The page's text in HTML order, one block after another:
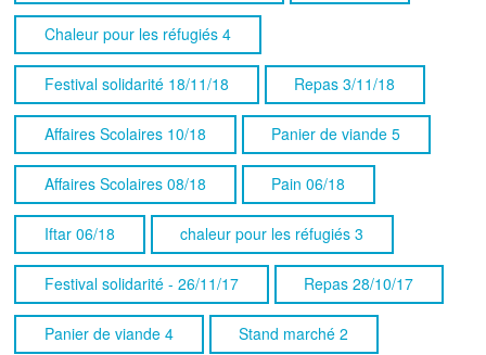
Chaleur pour les réfugiés 4
Festival solidarité 18/11/18 Repas 3/11/18
Affaires Scolaires 10/18 Panier de viande 5
Affaires Scolaires 08/18 Pain 06/18
Iftar 06/18 chaleur pour les réfugiés 3
Festival solidarité - 26/11/17 Repas 28/10/17
Panier de viande 4 Stand marché 2